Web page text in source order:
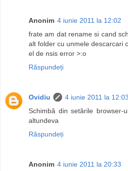
Anonim 4 iunie 2011 la 12:02
frate am dat rename si cand
alt folder cu unmele descarcari
el de nsis error >:o
Răspundeți
Ovidiu
4 iunie 2011 la 12:03
Schimbă din setările browser-
altundeva
Răspundeți
Anonim 4 iunie 2011 la 20:33